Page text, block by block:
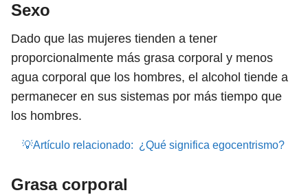
Sexo
Dado que las mujeres tienden a tener
proporcionalmente más grasa corporal y menos
agua corporal que los hombres, el alcohol tiende a
permanecer en sus sistemas por más tiempo que
los hombres.
💡Artículo relacionado: ¿Qué significa egocentrismo?
Grasa corporal